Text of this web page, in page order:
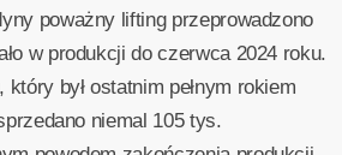
poważny lifting przeprowadzono
w produkcji do czerwca 2024 roku.
był ostatnim pełnym rokiem
niemal 105 tys.